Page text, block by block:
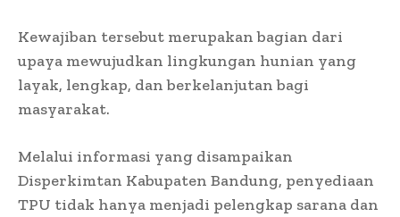
Kewajiban tersebut merupakan bagian dari
upaya mewujudkan lingkungan hunian yang
layak, lengkap, dan berkelanjutan bagi
masyarakat.
Melalui informasi yang disampaikan
Disperkimtan Kabupaten Bandung, penyediaan
TPU tidak hanya menjadi pelengkap sarana dan